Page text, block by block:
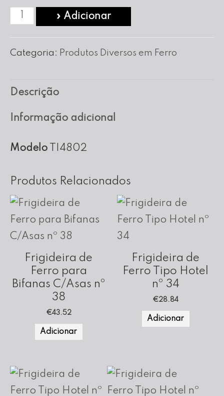
Quantidade
Frigideira
para
Bifanas
nº
» Adicionar
Categoria: Produtos Diversos em Ferro
Descrição
Informação adicional
Modelo TI4802
Produtos Relacionados
Frigideira de
Ferro para
Bifanas C/Asas nº
38
€43.52
Adicionar
Frigideira de
Ferro Tipo Hotel
nº 34
€28.84
Adicionar